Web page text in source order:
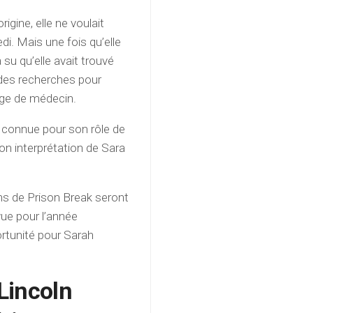
elle ne voulait
Mais une fois qu’elle
qu’elle avait trouvé
recherches pour
de médecin.
pour son rôle de
interprétation de Sara
de Prison Break seront
pour l’année
pour Sarah